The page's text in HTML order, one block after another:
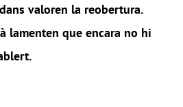
valoren la reobertura.
lamenten que encara no hi